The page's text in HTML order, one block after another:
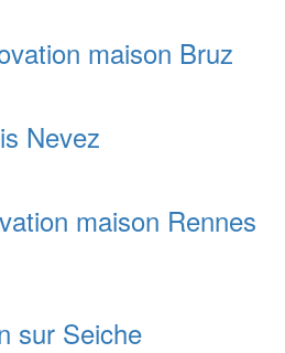
maison Bruz
Nevez
maison Rennes
sur Seiche